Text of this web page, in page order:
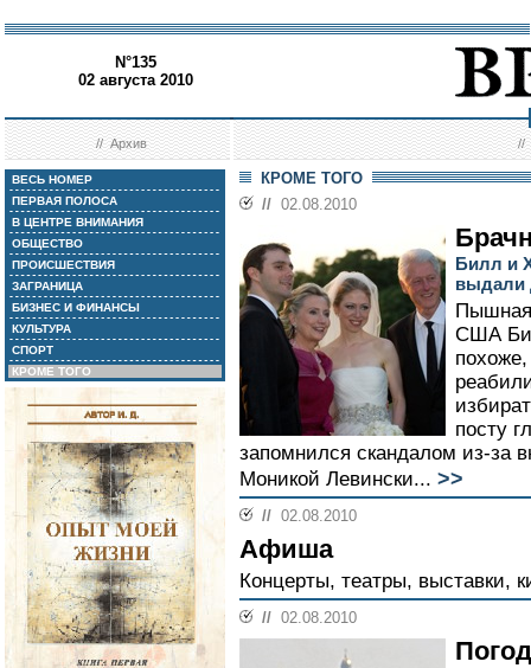
N°135
02 августа 2010
//Архив //
ВЕСЬ НОМЕР
ПЕРВАЯ ПОЛОСА
В ЦЕНТРЕ ВНИМАНИЯ
ОБЩЕСТВО
ПРОИСШЕСТВИЯ
ЗАГРАНИЦА
БИЗНЕС И ФИНАНСЫ
КУЛЬТУРА
СПОРТ
КРОМЕ ТОГО
КРОМЕ ТОГО
// 02.08.2010
Билл и
выдали
Пышная
США
посту
запомнился скандалом из-за
Моникой Левински... >>
// 02.08.2010
Афиша
Концерты, театры, выставки,
// 02.08.2010